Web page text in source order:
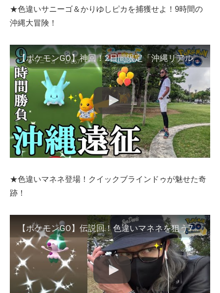
★色違いサニーゴ＆かりゆしピカを捕獲せよ！9時間の
沖縄大冒険！
【ポケモンGO】神回！2日間限定「沖縄リアルイベント」参戦！そらとぶピカチュウプロジェクトコラボイベントで色違いサニーゴを引き散らせスペシャル！【沖縄風船＆かりゆし】
★色違いマネネ登場！クイックブラインドゥが魅せた奇
跡！
【ポケモンGO】伝説回！色違いマネネを狙う7タマ18連クイック！驚きとドキドキと感動で溢れ出す涙が止まらないスペシャル！【これぞクイックブラインドゥ】